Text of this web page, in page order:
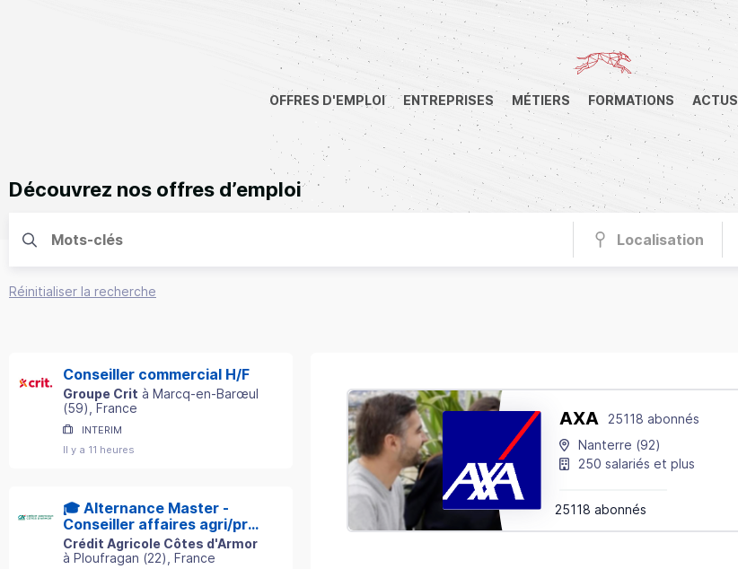
OFFRES D'EMPLOI ENTREPRISES MÉTIERS FORMATIONS ACTUS
Découvrez nos offres d’emploi
Localisation
Réinitialiser la recherche
Conseiller commercial H/F
Groupe Crit à Marcq-en-Barœul
(59) , France
INTERIM
Il y a 11 heures
🎓 Alternance Master -
Conseiller affaires agri/pro
H/F
Crédit Agricole Côtes d'Armor
à Ploufragan (22) , France
AXA
25118 abonnés
Nanterre (92)
250 salariés et plus
25118 abonnés